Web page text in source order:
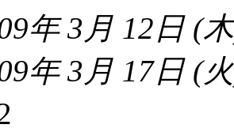
年 3月 12日 (
年 3月 17日 (